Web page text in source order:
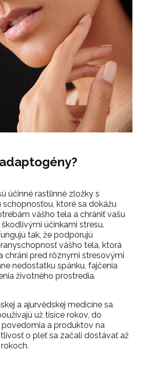
účinné rastlinné zložky s
schopnosťou, ktoré sa dokážu
vášho tela a chrániť vašu
účinkami stresu.
tak, že podporujú
vášho tela, ktorá
chráni pred rôznymi stresovými
nedostatku spánku, fajčenia
životného prostredia.
a ajurvédskej medicíne sa
už tisíce rokov, do
a produktov na
o pleť sa začali dostávať až